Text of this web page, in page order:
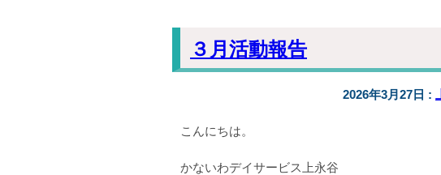
３月活動報告
2026年3月27日 :
こんにちは。
かないわデイサービス上永谷